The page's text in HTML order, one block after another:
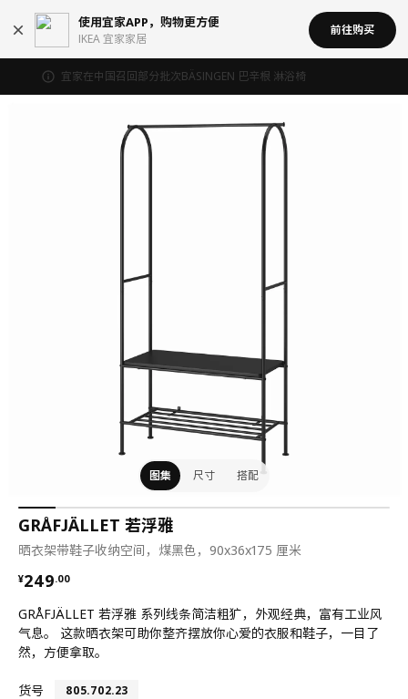
使用宜家APP，购物更方便
IKEA 宜家家居
前往购买
宜家在中国召回部分批次BÄSINGEN 巴辛根 淋浴椅
图集 尺寸 搭配
GRÅFJÄLLET 若浮雅
晒衣架带鞋子收纳空间，煤黑色，90x36x175 厘米
¥249.00
¥ 249.00
GRÅFJÄLLET 若浮雅 系列线条简洁粗犷，外观经典，富有工业风
气息。 这款晒衣架可助你整齐摆放你心爱的衣服和鞋子，一目了
然，方便拿取。
货号 805.702.23